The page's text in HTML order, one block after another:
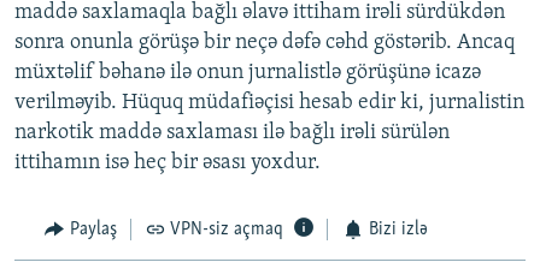
maddə saxlamaqla bağlı əlavə ittiham irəli sürdükdən
sonra onunla görüşə bir neçə dəfə cəhd göstərib. Ancaq
müxtəlif bəhanə ilə onun jurnalistlə görüşünə icazə
verilməyib. Hüquq müdafiəçisi hesab edir ki, jurnalistin
narkotik maddə saxlaması ilə bağlı irəli sürülən
ittihamın isə heç bir əsası yoxdur.
Paylaş VPN-siz açmaq Bizi izlə